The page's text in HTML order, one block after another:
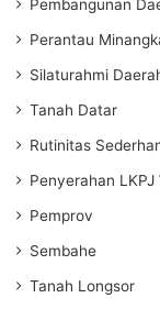
Pembangunan
Perantau
Silaturahmi
Tanah Datar
Rutinitas
Penyerahan LKPJ
Pemprov
Sembahe
Tanah Longsor